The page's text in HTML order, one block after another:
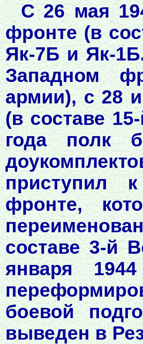
С 26 мая
фронте (в
Як-7Б и Як-
Западном
армии), с 28
(в составе
года полк
приступил
фронте,
составе 3-й
января
боевой
выведен в